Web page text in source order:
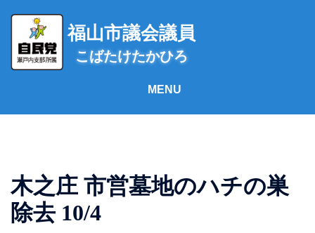
ス
福山市議会議員
こばたけたかひろ
木之庄 市営墓地のハチの巣
除去 10/4